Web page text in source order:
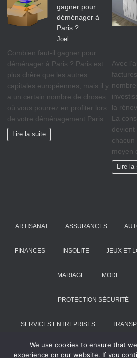
gagner pour
déménager à
Paris ?
Joel
Combien faut-il gagner pour
déménager à Paris ? Paris est
plus chère que les autres
capitales européennes, mais il y
a un certain nombre de choses
où vous pourrez en profiter lors
de votre déménagement Paris.
Lire la suite
Avec
la
La
devient
chacun
moyen
Lire la
ARTISANAT ASSURANCES
FINANCES INSOLITE JEUX ET
MARIAGE MODE
PROTECTION SÉCURITÉ
SERVICES ENTREPRISES
VOYAGES
We use cookies to ensure that
experience on our website. If you